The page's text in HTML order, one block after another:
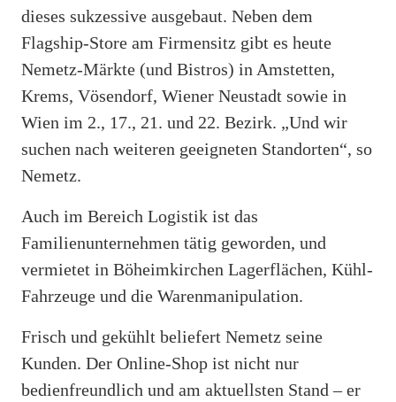
dieses sukzessive ausgebaut. Neben dem
Flagship-Store am Firmensitz gibt es heute
Nemetz-Märkte (und Bistros) in Amstetten,
Krems, Vösendorf, Wiener Neustadt sowie in
Wien im 2., 17., 21. und 22. Bezirk. „Und wir
suchen nach weiteren geeigneten Standorten“, so
Nemetz.
Auch im Bereich Logistik ist das
Familienunternehmen tätig geworden, und
vermietet in Böheimkirchen Lagerflächen, Kühl-
Fahrzeuge und die Warenmanipulation.
Frisch und gekühlt beliefert Nemetz seine
Kunden. Der Online-Shop ist nicht nur
bedienfreundlich und am aktuellsten Stand – er